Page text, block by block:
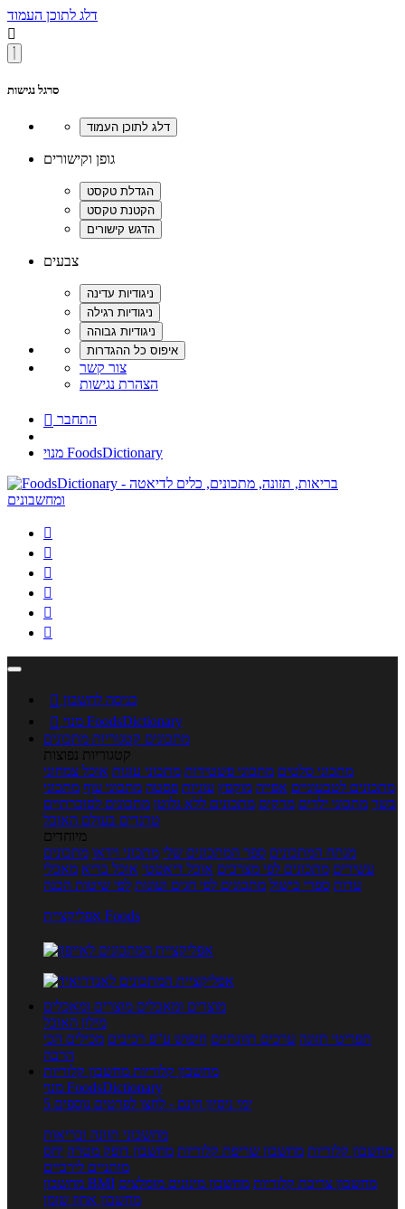
דלג לתוכן העמוד

סרגל נגישות
גופן וקישורים
צבעים
צור קשר
הצהרת נגישות
 התחבר
מנוי FoodsDictionary






 כניסה לחשבון

מנוי FoodsDictionary
מתכונים קטגוריות מתכונים
קטגוריות נפוצות
מתכוני סלטים מתכוני פשטידות מתכוני עוגות אוכל צמחוני
מתכונים לטבעוניים אפייה מוקפץ עוגיות פסטה מתכוני עוף מתכוני
בשר מתכוני ילדים מרקים מתכונים ללא גלוטן מתכונים לסוכרתיים
טרנדים בעולם האוכל
מיוחדים
מנתח המתכונים ספר המתכונים שלי מתכוני וידאו מתכונים
עשירים מתכונים לפי מצרכים אוכל דיאטטי אוכל בריא מאכלי
עדות ספרי בישול מתכונים לפי חגים ועונות לפי שיטות הכנה
אפליקציית Foods
מוצרים ומאכלים מוצרים ומאכלים
מילון האוכל
תפריטי תזונה ערכים תזונתיים חיפוש ע"פ רכיבים מכילים הכי
הרבה
מחשבון קלוריות מחשבון קלוריות
מנוי FoodsDictionary
5 ימי ניסיון חינם - לחצו לפרטים נוספים
מחשבוני תזונה ובריאות
מחשבון קלוריות מחשבון שריפת קלוריות מחשבון דופק מטרה יחס
מותניים לירכיים
מחשבון BMI
מחשבון צריכת קלוריות מחשבון מינונים מומלצים
מחשבון אחוז שומן